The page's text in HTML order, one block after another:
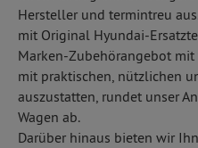
E-
Ron
02
Hersteller und termintreu
mit Original Hyundai-
Marken-Zubehörangebot
mit praktischen, nützlichen
auszustatten, rundet unser
Wagen ab.
Darüber hinaus bieten wir